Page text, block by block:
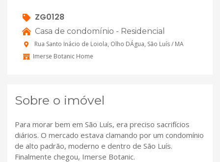
ZG0128
Casa de condomínio - Residencial
Rua Santo Inácio de Loiola, Olho DÁgua, São Luís / MA
Imerse Botanic Home
Sobre o imóvel
Para morar bem em São Luís, era preciso sacrifícios
diários. O mercado estava clamando por um condomínio
de alto padrão, moderno e dentro de São Luís.
Finalmente chegou, Imerse Botanic.